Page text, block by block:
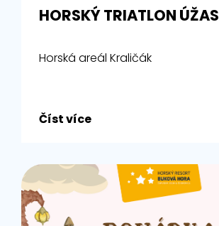
HORSKÝ TRIATLON ÚŽAS
Horská areál Kraličák
Číst více